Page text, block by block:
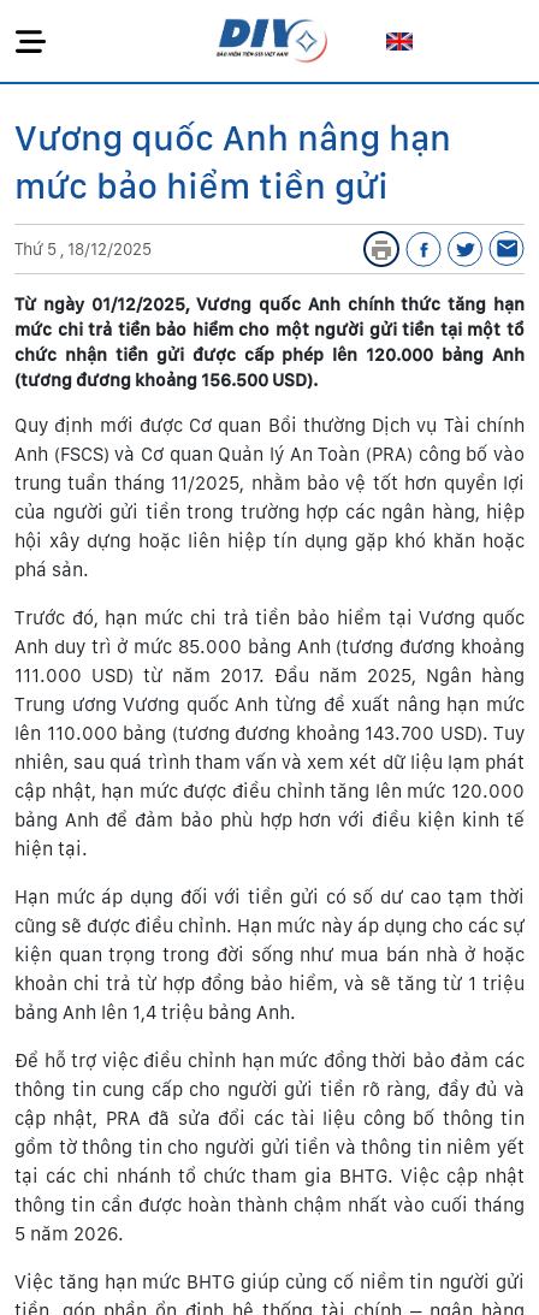
Vương quốc Anh nâng hạn
mức bảo hiểm tiền gửi
Thứ 5 , 18/12/2025
Từ ngày 01/12/2025, Vương quốc Anh chính thức tăng hạn
mức chi trả tiền bảo hiểm cho một người gửi tiền tại một tổ
chức nhận tiền gửi được cấp phép lên 120.000 bảng Anh
(tương đương khoảng 156.500 USD).
Quy định mới được Cơ quan Bồi thường Dịch vụ Tài chính
Anh (FSCS) và Cơ quan Quản lý An Toàn (PRA) công bố vào
trung tuần tháng 11/2025, nhằm bảo vệ tốt hơn quyền lợi
của người gửi tiền trong trường hợp các ngân hàng, hiệp
hội xây dựng hoặc liên hiệp tín dụng gặp khó khăn hoặc
phá sản.
Trước đó, hạn mức chi trả tiền bảo hiểm tại Vương quốc
Anh duy trì ở mức 85.000 bảng Anh (tương đương khoảng
111.000 USD) từ năm 2017. Đầu năm 2025, Ngân hàng
Trung ương Vương quốc Anh từng đề xuất nâng hạn mức
lên 110.000 bảng (tương đương khoảng 143.700 USD). Tuy
nhiên, sau quá trình tham vấn và xem xét dữ liệu lạm phát
cập nhật, hạn mức được điều chỉnh tăng lên mức 120.000
bảng Anh để đảm bảo phù hợp hơn với điều kiện kinh tế
hiện tại.
Hạn mức áp dụng đối với tiền gửi có số dư cao tạm thời
cũng sẽ được điều chỉnh. Hạn mức này áp dụng cho các sự
kiện quan trọng trong đời sống như mua bán nhà ở hoặc
khoản chi trả từ hợp đồng bảo hiểm, và sẽ tăng từ 1 triệu
bảng Anh lên 1,4 triệu bảng Anh.
Để hỗ trợ việc điều chỉnh hạn mức đồng thời bảo đảm các
thông tin cung cấp cho người gửi tiền rõ ràng, đầy đủ và
cập nhật, PRA đã sửa đổi các tài liệu công bố thông tin
gồm tờ thông tin cho người gửi tiền và thông tin niêm yết
tại các chi nhánh tổ chức tham gia BHTG. Việc cập nhật
thông tin cần được hoàn thành chậm nhất vào cuối tháng
5 năm 2026.
Việc tăng hạn mức BHTG giúp củng cố niềm tin người gửi